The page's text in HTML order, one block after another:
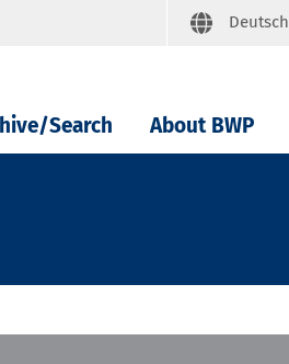
Deutsch
Search About BWP